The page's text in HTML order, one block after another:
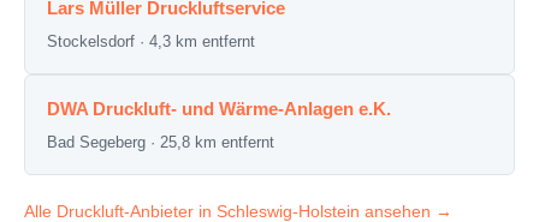
Lars Müller Druckluftservice
Stockelsdorf · 4,3 km entfernt
DWA Druckluft- und Wärme-Anlagen e.K.
Bad Segeberg · 25,8 km entfernt
Alle Druckluft-Anbieter in Schleswig-Holstein ansehen →